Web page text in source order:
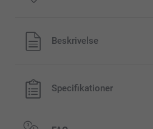
Priser for tilvalg og tilgængelighed
Alle priser inklusive moms og uden
forsendelsesomkostninger
Beskrivelse
Specifikationer